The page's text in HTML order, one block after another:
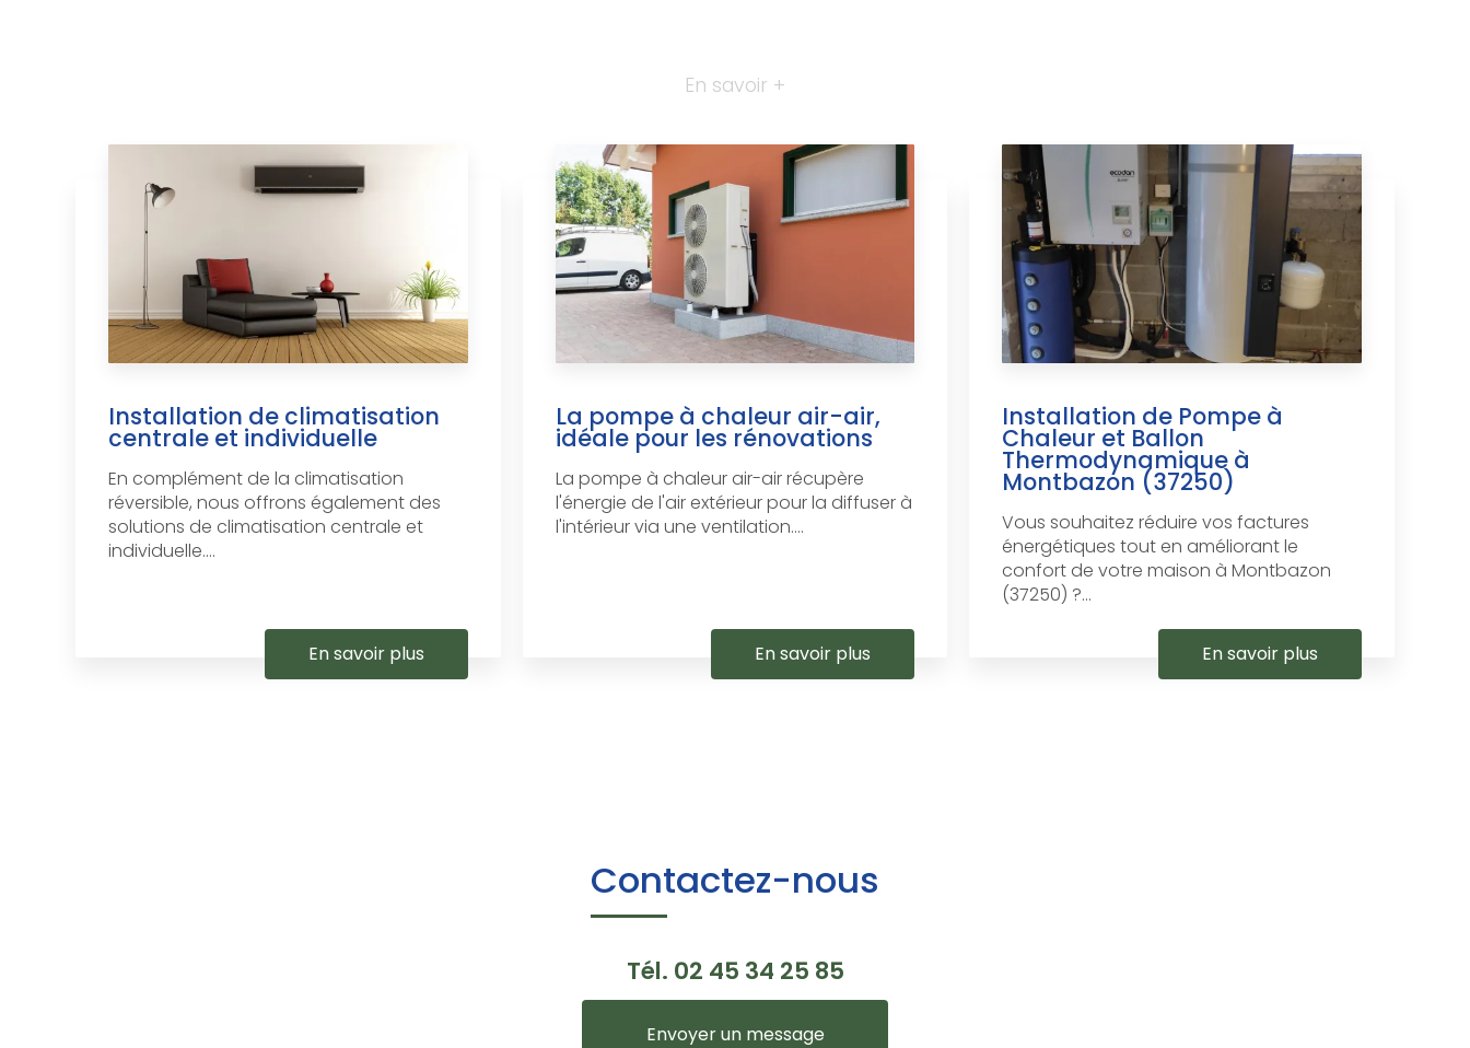
En savoir +
Installation de climatisation
centrale et individuelle
En complément de la climatisation
réversible, nous offrons également des
solutions de climatisation centrale et
individuelle....
En savoir plus
La pompe à chaleur air-air,
idéale pour les rénovations
La pompe à chaleur air-air récupère
l'énergie de l'air extérieur pour la diffuser à
l'intérieur via une ventilation....
En savoir plus
Installation de Pompe à
Chaleur et Ballon
Thermodynamique à
Montbazon (37250)
Vous souhaitez réduire vos factures
énergétiques tout en améliorant le
confort de votre maison à Montbazon
(37250) ?...
En savoir plus
Contactez-nous
Tél. 02 45 34 25 85
Envoyer un message